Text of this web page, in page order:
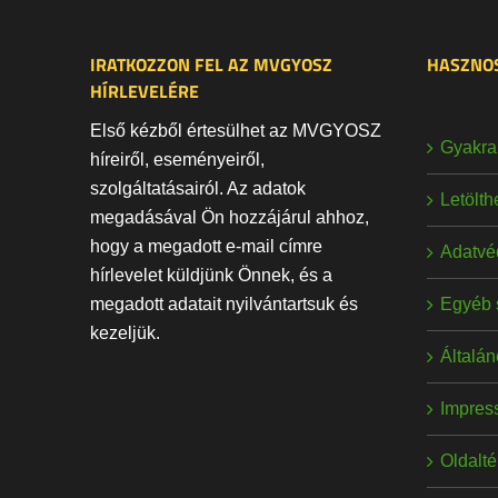
IRATKOZZON FEL AZ MVGYOSZ
HÍRLEVELÉRE
Első kézből értesülhet az MVGYOSZ
híreiről, eseményeiről,
szolgáltatásairól. Az adatok
megadásával Ön hozzájárul ahhoz,
hogy a megadott e-mail címre
hírlevelet küldjünk Önnek, és a
megadott adatait nyilvántartsuk és
kezeljük.
Egyéb